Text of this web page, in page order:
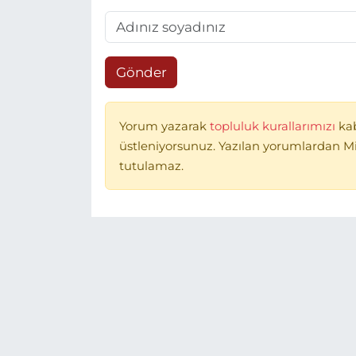
Gönder
Yorum yazarak topluluk kurallarımızı
üstleniyorsunuz. Yazılan yorumlardan
tutulamaz.